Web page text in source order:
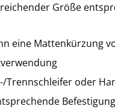
Größe
eine Mattenkürzung
Trennschleifer oder